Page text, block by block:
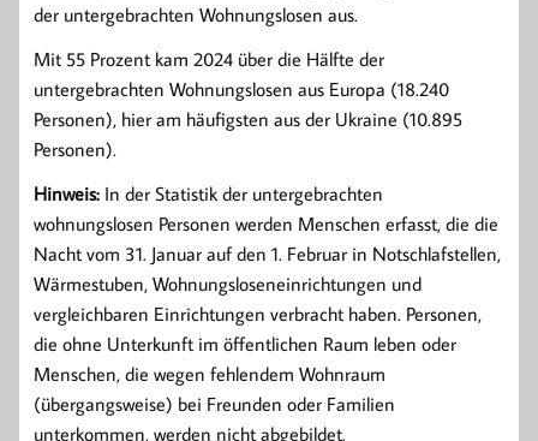
der untergebrachten Wohnungslosen aus.
Mit 55 Prozent kam 2024 über die Hälfte der
untergebrachten Wohnungslosen aus Europa (18.240
Personen), hier am häufigsten aus der Ukraine (10.895
Personen).
Hinweis: In der Statistik der untergebrachten
wohnungslosen Personen werden Menschen erfasst, die die
Nacht vom 31. Januar auf den 1. Februar in Notschlafstellen,
Wärmestuben, Wohnungsloseneinrichtungen und
vergleichbaren Einrichtungen verbracht haben. Personen,
die ohne Unterkunft im öffentlichen Raum leben oder
Menschen, die wegen fehlendem Wohnraum
(übergangsweise) bei Freunden oder Familien
unterkommen, werden nicht abgebildet.